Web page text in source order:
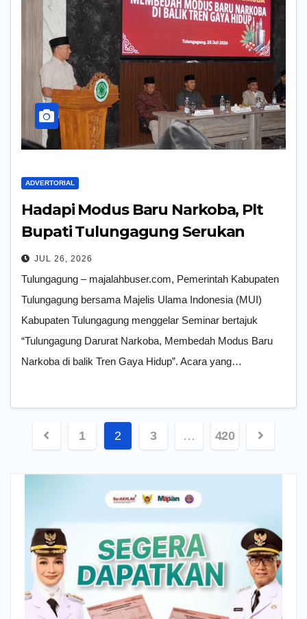
ADVERTORIAL
Hadapi Modus Baru Narkoba, Plt
Bupati Tulungagung Serukan
Sinergi Ulama dan Pemkab
JUL 26, 2026
Tulungagung – majalahbuser.com, Pemerintah Kabupaten
Tulungagung bersama Majelis Ulama Indonesia (MUI)
Kabupaten Tulungagung menggelar Seminar bertajuk
“Tulungagung Darurat Narkoba, Membedah Modus Baru
Narkoba di balik Tren Gaya Hidup”. Acara yang…
Paginasi
pos
1 2 3 … 420